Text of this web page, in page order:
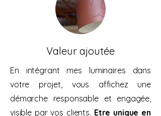
Valeur ajoutée
En intégrant mes luminaires dans
votre projet, vous affichez une
démarche responsable et engagée,
visible par vos clients. Etre unique en